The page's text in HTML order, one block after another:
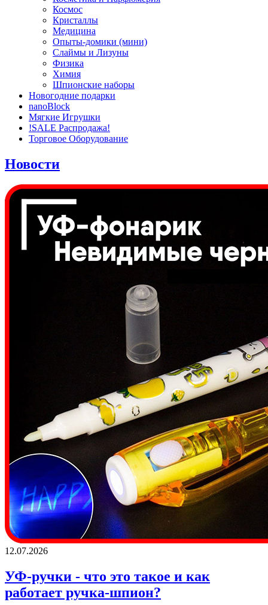
Космос
Кристаллы
Медицина
Опыты-домики (мини)
Слаймы и Лизуны
Физика
Химия
Шпионские наборы
Новогодние подарки
nanoBlock
Мягкие Игрушки
!SALE Распродажа!
Торговое Оборудование
Новости
12.07.2026
УФ-ручки - что это такое и как
работает ручка-шпион?